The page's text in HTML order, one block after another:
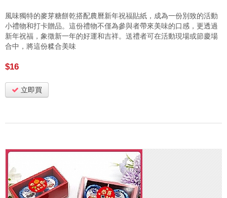
風味獨特的麥芽糖餅乾搭配農曆新年祝福貼紙，成為一份別致的活動
小禮物和打卡贈品。這份禮物不僅為參與者帶來美味的口感，更透過
新年祝福，象徵新一年的好運和吉祥。送禮者可在活動現場或節慶場
合中，將這份糅合美味
$16
立即買